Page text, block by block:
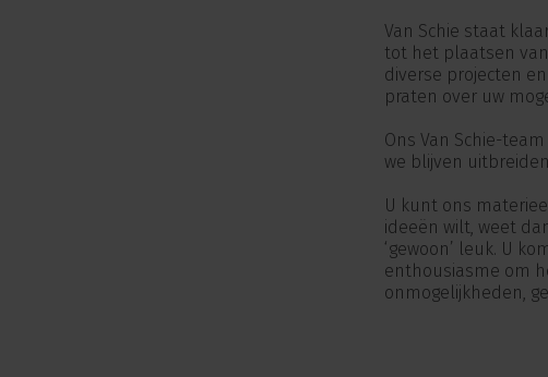
Van Schie staat
tot het plaatsen
diverse projecten
praten over uw
Ons Van Schie-
we blijven
U kunt ons
ideeën wilt, weet
‘gewoon’ leuk. U
enthousiasme om
onmogelijkheden,